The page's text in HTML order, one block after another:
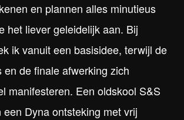
en plannen alles minutieus
het liever geleidelijk aan. Bij
ik vanuit een basisidee, terwijl de
en de finale afwerking zich
manifesteren. Een oldskool S&S
Dyna ontsteking met vrij